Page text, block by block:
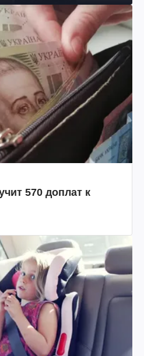
570 доплат к